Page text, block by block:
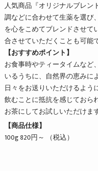
人気商品『オリジナルブレン
調などに合わせて生薬を選び
を心をこめてブレンドさせて
合させていただくことも可能
【おすすめポイント】
お食事時やティータイムなど
いるうちに、自然界の恵みに
日々をお送りいただけるよう
飲むことに抵抗を感じておら
お茶にしてお試しいただけま
【商品仕様】
100g 820円～ （税込）